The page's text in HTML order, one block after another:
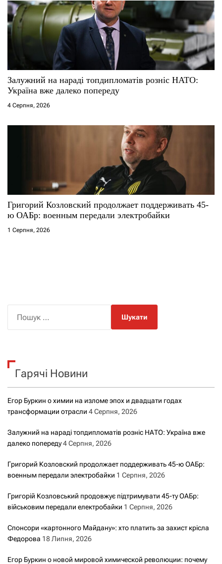
Залужний на нараді топдипломатів розніс НАТО:
Україна вже далеко попереду
4 Серпня, 2026
Григорий Козловский продолжает поддерживать 45-
ю ОАБр: военным передали электробайки
1 Серпня, 2026
к
Гарячі Новини
Егор Буркин о химии на изломе эпох и двадцати годах
трансформации отрасли 4 Серпня, 2026
Залужний на нараді топдипломатів розніс НАТО: Україна вже
далеко попереду4 Серпня, 2026
Григорий Козловский продолжает поддерживать 45-ю ОАБр:
военным передали электробайки 1 Серпня, 2026
Григорій Козловський продовжує підтримувати 45-ту ОАБр:
військовим передали електробайки 1 Серпня, 2026
Спонсори «картонного Майдану»: хто платить за захист крісла
Федорова 18 Липня, 2026
Егор Буркин о новой мировой химической революции: почему